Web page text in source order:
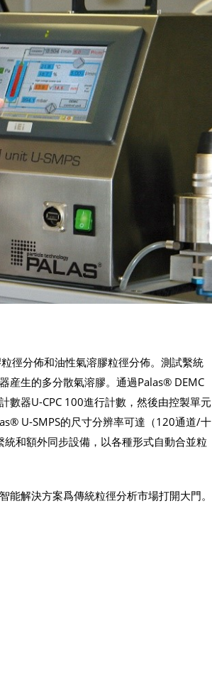
徑分佈和油性氣溶膠粒徑分佈。測試繫統
産生的多分散氣溶膠。通過Palas® DEMC
數器U-CPC 100進行計數，然後由控製單元
U-SMPS的尺寸分辨率可達（120通道/十
和額外同步設備，以各種形式自動合並粒
解決方案爲傳統粒徑分析市場打開大門。